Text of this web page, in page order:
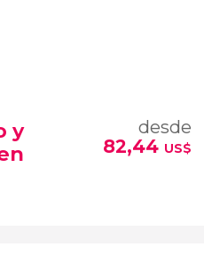
y
desde
82,44 US$